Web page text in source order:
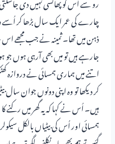
چارے کی عمر ایک سال بڑھا کر
ذہن میں تھا۔ ثمینہ نے جب مجھے اس
جارہے ہیں تو میں بھی آرہی ہوں
اتنے میں ہماری ہمسائی نے
کر دیکھا تو وہ اپنی دونوں جوان سال
ہیں۔ اُس نے کہا کہ یہ گھر میں رکنے
ہمسائی اور اُس کی بیٹیاں بالکل